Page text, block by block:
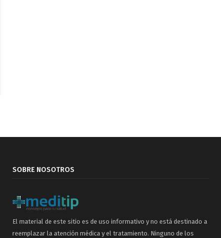
SOBRE NOSOTROS
El material de este sitio es de uso informativo y no está destinado a
reemplazar la atención médica y el tratamiento. Ninguno de los